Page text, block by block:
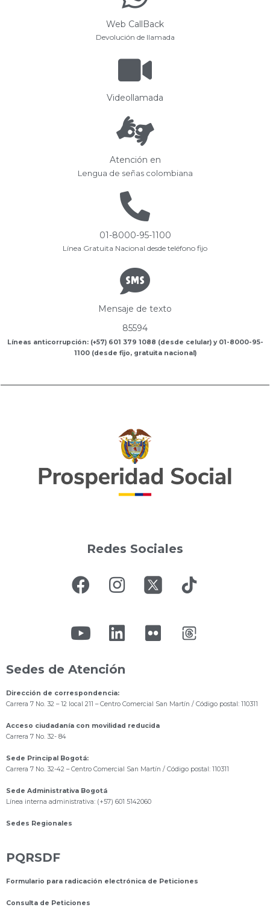
Web CallBack
Devolución de llamada
Videollamada
Atención en
Lengua de señas colombiana
01-8000-95-1100
Línea Gratuita Nacional desde teléfono fijo
Mensaje de texto
85594
Líneas anticorrupción: (+57) 601 379 1088 (desde celular) y 01-8000-95-
1100 (desde fijo, gratuita nacional)
Redes Sociales
Sedes de Atención
Dirección de correspondencia:
Carrera 7 No. 32 – 12 local 211 – Centro Comercial San Martín / Código postal: 110311
Acceso ciudadanía con movilidad reducida
Carrera 7 No. 32- 84
Sede Principal Bogotá:
Carrera 7 No. 32-42 – Centro Comercial San Martín / Código postal: 110311
Sede Administrativa Bogotá
Línea interna administrativa: (+57) 601 5142060
Sedes Regionales
PQRSDF
Formulario para radicación electrónica de Peticiones
Consulta de Peticiones